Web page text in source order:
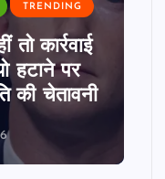
TRENDING
तो कार्रवाई
हटाने पर
की चेतावनी